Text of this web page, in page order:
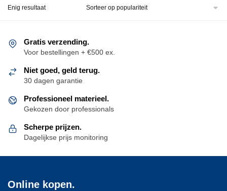
Enig resultaat
Gratis verzending.
Voor bestellingen + €500 ex.
Niet goed, geld terug.
30 dagen garantie
Professioneel materieel.
Gekozen door professionals
Scherpe prijzen.
Dagelijkse prijs monitoring
Online kopen.